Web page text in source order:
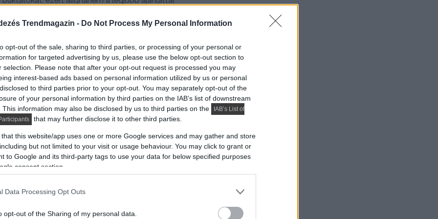
Trendmagazin - Do Not Process My Personal Information
opt-out of the sale, sharing to third parties, or processing of your personal or
for targeted advertising by us, please use the below opt-out section to
selection. Please note that after your opt-out request is processed you may
interest-based ads based on personal information utilized by us or personal
to third parties prior to your opt-out. You may separately opt-out of the
of your personal information by third parties on the IAB’s list of downstream
This information may also be disclosed by us to third parties on the
IAB’s List of
that may further disclose it to other third parties.
that this website/app uses one or more Google services and may gather and store
but not limited to your visit or usage behaviour. You may click to grant or
to Google and its third-party tags to use your data for below specified purposes
consent section.
Data Processing Opt Outs
opt-out of the Sharing of my personal data.
de ezt általában a bank fizeti, nem mi.
kézenfekvő összefüggéssel. Azok az idők már
leszámolta nekünk a pultra. A bevett gyakorlat az,
– már persze, ha rendelkezünk vele.Az esetek
tudunk hitelt igényelni, hiszen ez a legtöbb
a pénzintézet felé, hogy anyagilag
. Ehhez általában kétféle dokumentumot
három hónapot felölelő bankszámlakivonatot.
bemutatni számla hiányában.
hogy a lehető legkedvezőbb feltételek mellett